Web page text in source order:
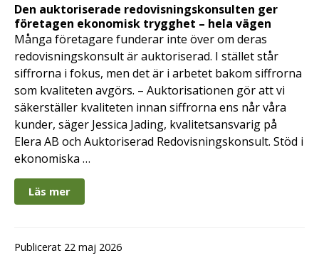
Den auktoriserade redovisningskonsulten ger
företagen ekonomisk trygghet – hela vägen
Många företagare funderar inte över om deras
redovisningskonsult är auktoriserad. I stället står
siffrorna i fokus, men det är i arbetet bakom siffrorna
som kvaliteten avgörs. – Auktorisationen gör att vi
säkerställer kvaliteten innan siffrorna ens når våra
kunder, säger Jessica Jading, kvalitetsansvarig på
Elera AB och Auktoriserad Redovisningskonsult. Stöd i
ekonomiska …
Läs mer
Publicerat 22 maj 2026